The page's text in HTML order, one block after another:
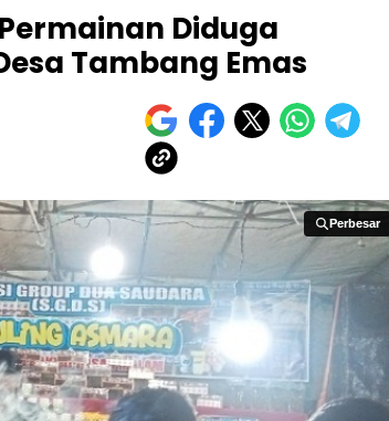
Diduga
Tambang Emas
Perbesar
Perbesar